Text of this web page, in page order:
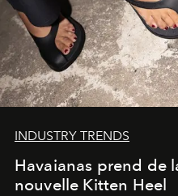
INDUSTRY TRENDS
Havaianas prend de
nouvelle Kitten Heel